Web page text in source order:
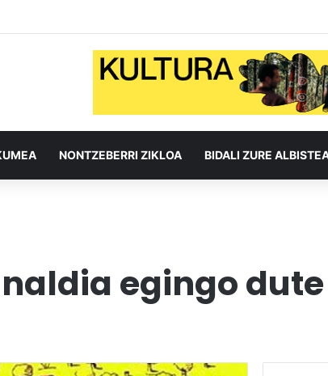
NONTZEBERRI ZIKLOA BIDALI ZURE
egingo